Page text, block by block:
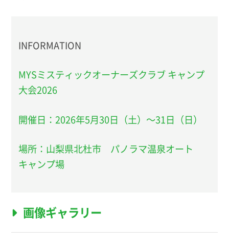
INFORMATION
MYSミスティックオーナーズクラブ キャンプ
大会2026
開催日：2026年5月30日（土）～31日（日）
場所：山梨県北杜市 パノラマ温泉オート
キャンプ場
画像ギャラリー